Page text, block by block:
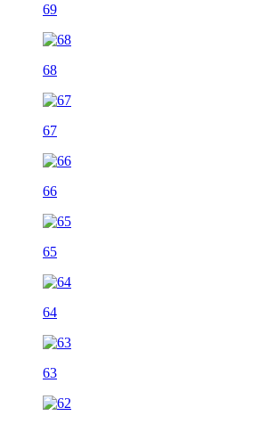
69
68
67
66
65
64
63